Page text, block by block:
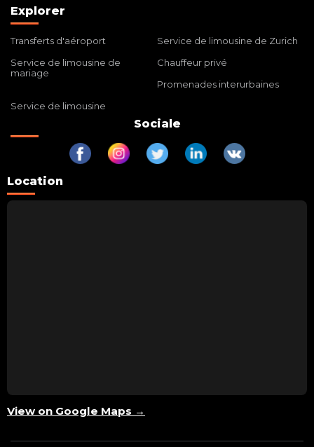
Explorer
Transferts d'aéroport
Service de limousine de Zurich
Service de limousine de
mariage
Chauffeur privé
Promenades interurbaines
Service de limousine
Sociale
Location
View on Google Maps →